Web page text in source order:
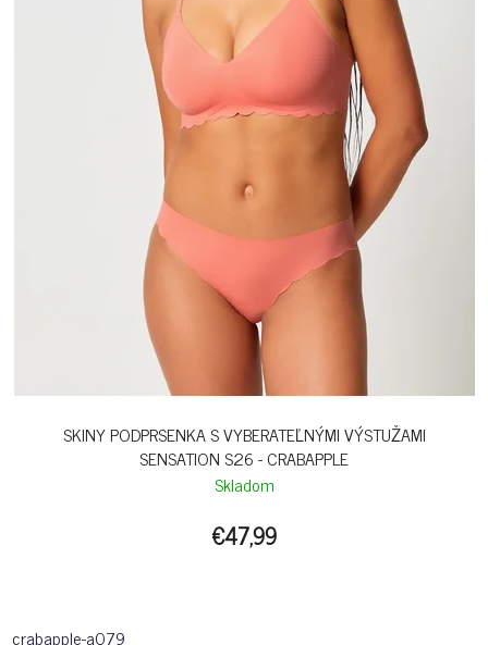
SKINY PODPRSENKA S VYBERATEĽNÝMI VÝSTUŽAMI
SENSATION S26 - CRABAPPLE
Skladom
€47,99
crabapple-a079